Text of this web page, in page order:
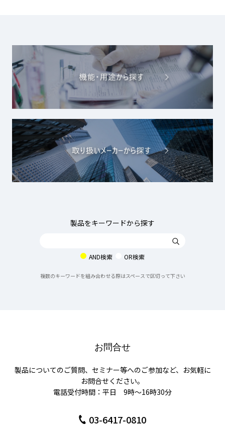
製品をキーワードから探す
AND検索 OR検索
複数のキーワードを組み合わせる際はスペースで区切って下さい
お問合せ
製品についてのご質問、セミナー等へのご参加など、お気軽に
お問合せください。
電話受付時間：平日 9時〜16時30分
03-6417-0810